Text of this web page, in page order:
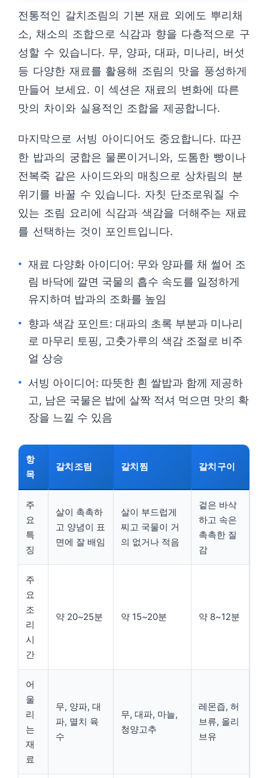
전통적인 갈치조림의 기본 재료 외에도 뿌리채
소, 채소의 조합으로 식감과 향을 다층적으로 구
성할 수 있습니다. 무, 양파, 대파, 미나리, 버섯
등 다양한 재료를 활용해 조림의 맛을 풍성하게
만들어 보세요. 이 섹션은 재료의 변화에 따른
맛의 차이와 실용적인 조합을 제공합니다.
마지막으로 서빙 아이디어도 중요합니다. 따끈
한 밥과의 궁합은 물론이거니와, 도톰한 빵이나
전복죽 같은 사이드와의 매칭으로 상차림의 분
위기를 바꿀 수 있습니다. 자칫 단조로워질 수
있는 조림 요리에 식감과 색감을 더해주는 재료
를 선택하는 것이 포인트입니다.
재료 다양화 아이디어: 무와 양파를 채 썰어 조
림 바닥에 깔면 국물의 흡수 속도를 일정하게
유지하며 밥과의 조화를 높임
향과 색감 포인트: 대파의 초록 부분과 미나리
로 마무리 토핑, 고춧가루의 색감 조절로 비주
얼 상승
서빙 아이디어: 따뜻한 흰 쌀밥과 함께 제공하
고, 남은 국물은 밥에 살짝 적셔 먹으면 맛의 확
장을 느낄 수 있음
항
목
갈치조림 갈치찜 갈치구이
주
요
특
징
살이 촉촉하
고 양념이 표
면에 잘 배임
살이 부드럽게
찌고 국물이 거
의 없거나 적음
겉은 바삭
하고 속은
촉촉한 질
감
주
요
조
리
시
간
약 20~25분 약 15~20분 약 8~12분
어
울
리
는
재
료
무, 양파, 대
파, 멸치 육
수
무, 대파, 마늘,
청양고추
레몬즙, 허
브류, 올리
브유